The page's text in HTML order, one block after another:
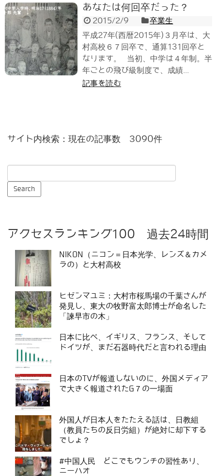
あなたは何回卒だった？
2015/2/9
卒業生
平成27年(西暦2015年)３月卒は、大
村高校６７回卒で、通算131回卒と
なります。 当初、中学は４年制。半
年ごとの飛び級制度で、成績...
記事を読む
サイト内検索：現在の記事数 3090件
アクセスランキング100 過去24時間
NIKON（ニコン＝日本光学、レンズ＆カメ
ラの）と大村高校
ヒゼンマユミ：大村市桜馬場の千葉さんが
発見し、東大の牧野富太郎博士が命名した
「諫早市の木」
日本に比べ、イギリス、フランス、そして
ドイツが、まだ石器時代だと言われる理由
日本のTVが報道しないのに、外国メディア
で大きく報道されたG７の一場面
外国人が日本人をたたえる話は、日教組
（教員たちの反日労組）が絶対に却下する
でしょ？
#中国人民 どこでもウンチの習性あり、
ニーハオ